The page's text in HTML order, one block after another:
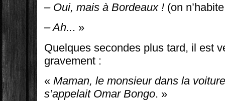
– Oui, mais à Bordeaux ! (on
– Ah... »
Quelques secondes plus tard, il est
gravement :
«Maman, le monsieur dans la
s’appelait Omar Bongo. »